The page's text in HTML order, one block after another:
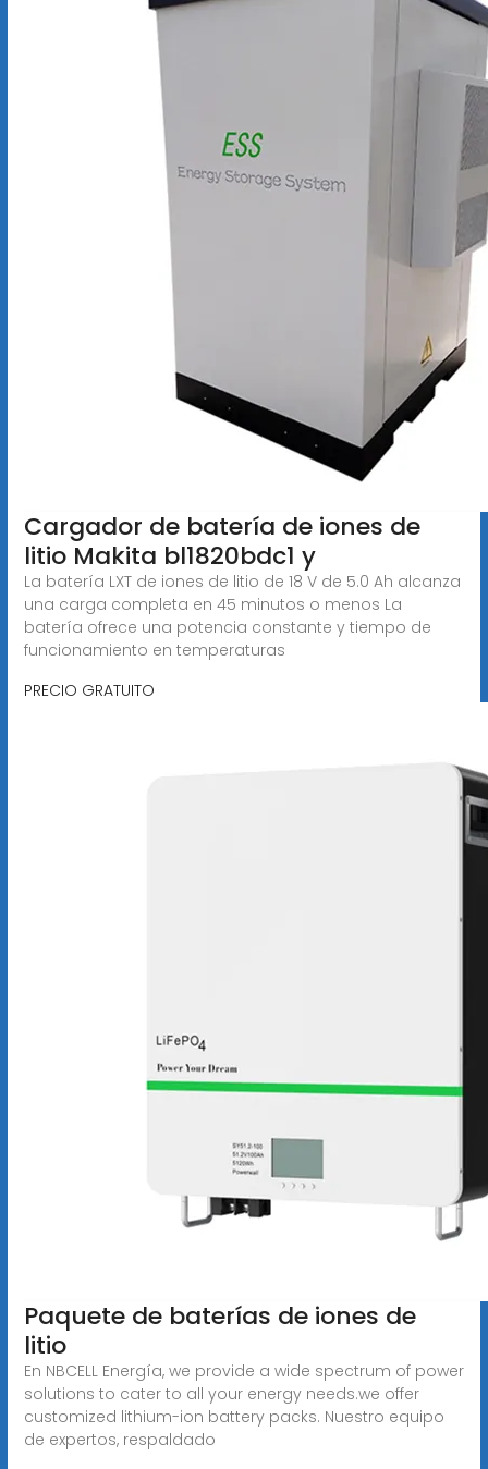
Cargador de batería de iones de
litio Makita bl1820bdc1 y
La batería LXT de iones de litio de 18 V de 5.0 Ah alcanza
una carga completa en 45 minutos o menos La
batería ofrece una potencia constante y tiempo de
funcionamiento en temperaturas
PRECIO GRATUITO
Paquete de baterías de iones de
litio
En NBCELL Energía, we provide a wide spectrum of power
solutions to cater to all your energy needs.we offer
customized lithium-ion battery packs. Nuestro equipo
de expertos, respaldado